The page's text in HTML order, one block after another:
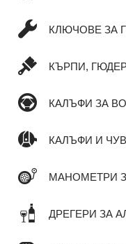
КЛЮЧОВЕ ЗА
КЪРПИ,
КАЛЪФИ ЗА
КАЛЪФИ И
МАНОМЕТРИ
ДРЕГЕРИ ЗА